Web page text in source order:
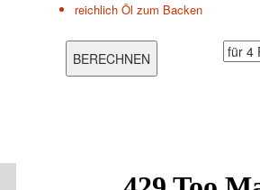
reichlich Öl zum Backen